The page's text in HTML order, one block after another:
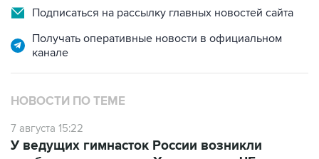
Получать оперативные новости в официальном
канале
НОВОСТИ ПО ТЕМЕ
7 августа 15:22
проблемы с визами в Хорватию на ЧЕ